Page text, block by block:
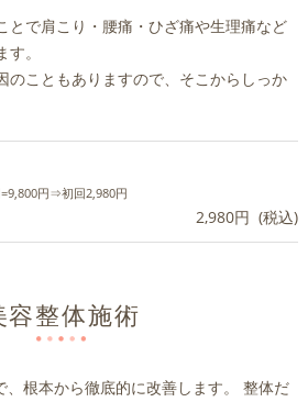
とで肩こり・腰痛・ひざ痛や生理痛など
。
のこともありますので、そこからしっか
円⇒初回2,980円
2,980円 (税込)
容整体施術
、根本から徹底的に改善します。 整体だ